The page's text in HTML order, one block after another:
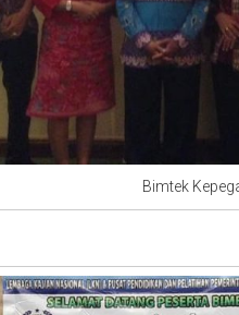
Bimtek